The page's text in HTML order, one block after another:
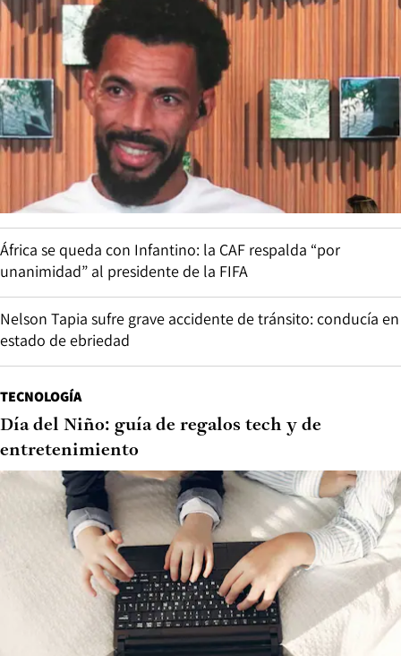
África se queda con Infantino: la CAF respalda “por
unanimidad” al presidente de la FIFA
Nelson Tapia sufre grave accidente de tránsito: conducía en
estado de ebriedad
TECNOLOGÍA
Día del Niño: guía de regalos tech y de
entretenimiento